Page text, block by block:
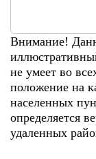
Внимание!
не умеет во
положение на
населенных
определяется
удаленных